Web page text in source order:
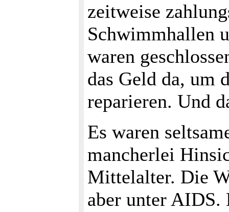
zeitweise
Schwimmhallen
waren
das Geld da, um
reparieren. Und
Es waren
mancherlei
Mittelalter. Die
aber unter AIDS.